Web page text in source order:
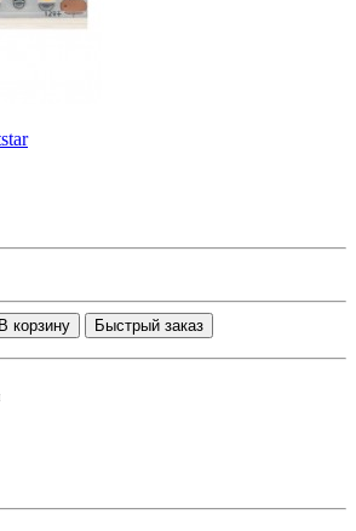
В корзину Быстрый заказ